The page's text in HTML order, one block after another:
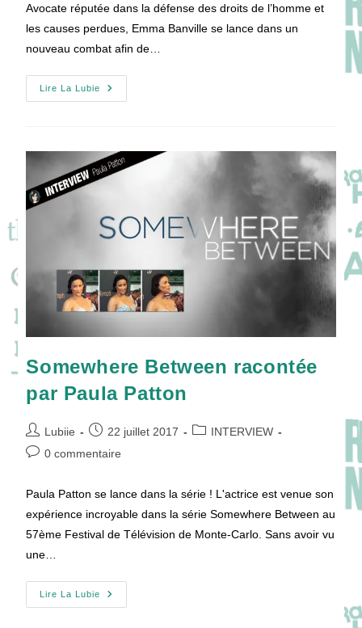
Avocate réputée dans la défense des droits de l’homme et
les causes perdues, Emma Banville se lance dans un
nouveau combat afin de…
Lire La Lubie
FEARLESS
:
Obtenir
La
Vérité
Somewhere Between racontée
par Paula Patton
Auteur/autrice
de
Lubiie
Publication
publiée :
22 juillet 2017
PostINTERVIEW
Commentaires
0 commentaire
Paula Patton se lance dans la série ! L'actrice est venue son
expérience incroyable dans la série Somewhere Between au
57ème Festival de Télévision de Monte-Carlo. Sans avoir vu
une…
Lire La Lubie
Somewhere
Between